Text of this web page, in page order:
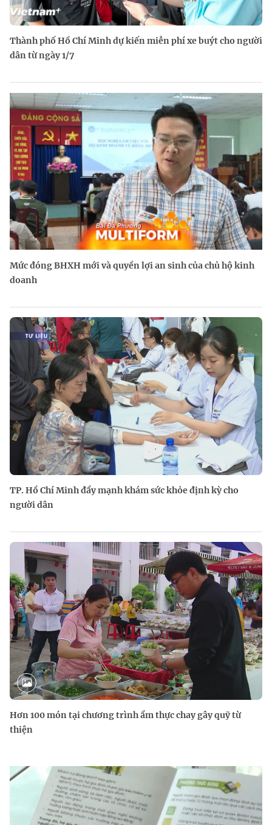
Thành phố Hồ Chí Minh dự kiến miễn phí xe buýt cho người
dân từ ngày 1/7
Mức đóng BHXH mới và quyền lợi an sinh của chủ hộ kinh
doanh
TP. Hồ Chí Minh đẩy mạnh khám sức khỏe định kỳ cho
người dân
Hơn 100 món tại chương trình ẩm thực chay gây quỹ từ
thiện